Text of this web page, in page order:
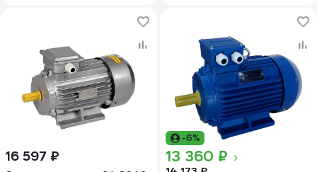
16 597 ₽
-6%
13 360 ₽